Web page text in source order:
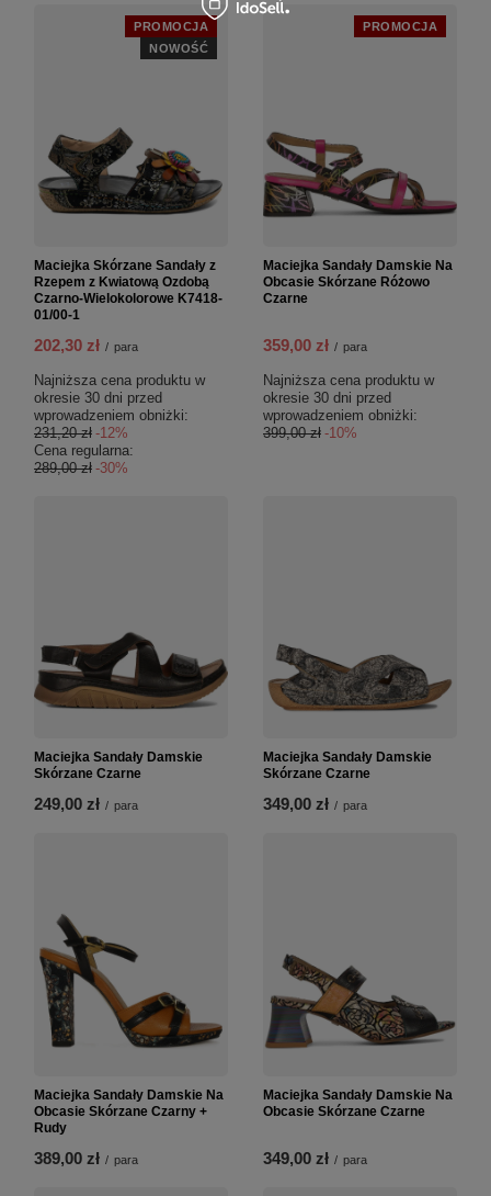
PROMOCJA
NOWOŚĆ
Maciejka Skórzane Sandały z
Rzepem z Kwiatową Ozdobą
Czarno-Wielokolorowe K7418-
01/00-1
202,30 zł / para
Najniższa cena produktu w
okresie 30 dni przed
wprowadzeniem obniżki:
231,20 zł -12%
Cena regularna:
289,00 zł -30%
PROMOCJA
Maciejka Sandały Damskie Na
Obcasie Skórzane Różowo
Czarne
359,00 zł / para
Najniższa cena produktu w
okresie 30 dni przed
wprowadzeniem obniżki:
399,00 zł -10%
Maciejka Sandały Damskie
Skórzane Czarne
249,00 zł / para
Maciejka Sandały Damskie
Skórzane Czarne
349,00 zł / para
Maciejka Sandały Damskie Na
Obcasie Skórzane Czarny +
Rudy
389,00 zł / para
Maciejka Sandały Damskie Na
Obcasie Skórzane Czarne
349,00 zł / para